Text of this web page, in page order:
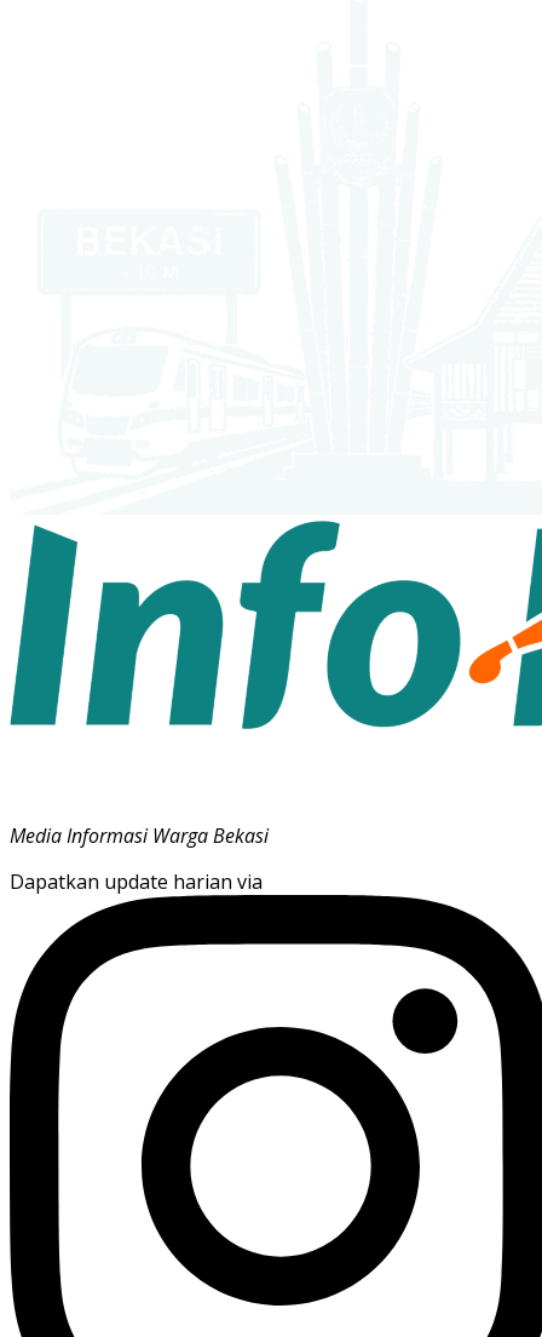
Media Informasi Warga Bekasi
Dapatkan update harian via